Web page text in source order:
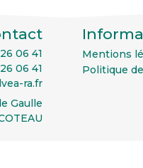
06 41
06 41
ra.fr
Gaulle
Mentions
Politique